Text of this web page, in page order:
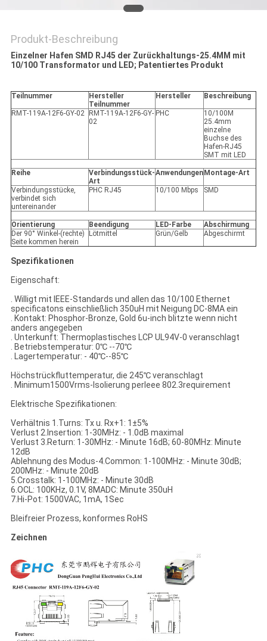
Produkt-Beschreibung
Einzelner Hafen SMD RJ45 der Zurückhaltungs-25.4MM mit
10/100 Transformator und LED; Patentiertes Produkt
Teilnummer
Hersteller
Teilnummer
Hersteller Beschreibung
RMT-119A-12F6-GY-02
RMT-119A-12F6-GY-
02
PHC
10/100M
25.4mm
einzelne
Buchse des
Hafen-RJ45
SMT mit LED
Reihe
Verbindungsstück-
Art
Anwendungen Montage-Art
Verbindungsstücke,
verbindet sich
untereinander
PHC RJ45 10/100 Mbps SMD
Orientierung Beendigung LED-Farbe
Abschirmung
Der 90° Winkel-(rechte)
Seite kommen herein
Lötmittel Grün/Gelb Abgeschirmt
Spezifikationen
Eigenschaft:
. Willigt mit IEEE-Standards und allen das 10/100 Ethernet
specificatons einschließlich 350uH mit Neigung DC-8MA ein
. Kontakt: Phosphor-Bronze, Gold 6u-inch blitzte wenn nicht
anders angegeben
. Unterkunft: Thermoplastisches LCP UL94V-0 veranschlagt
. Betriebstemperatur: 0℃ --70℃
. Lagertemperatur: - 40℃--85℃
Höchstrückfluttemperatur, die 245℃ veranschlagt
. Minimum1500Vrms-Isolierung perIeee 802.3requirement
Elektrische Spezifikationen:
Verhältnis 1.Turns: Tx u. Rx+1: 1±5%
Verlust 2.Insertion: 1-30MHz: - 1.0dB maximal
Verlust 3.Return: 1-30MHz: - Minute 16dB; 60-80MHz: Minute
12dB
Ablehnung des Modus-4.Common: 1-100MHz: - Minute 30dB;
200MHz: - Minute 20dB
5.Crosstalk: 1-100MHz: - Minute 30dB
6.OCL: 100KHz, 0.1V, 8MADC: Minute 350uH
7.Hi-Pot: 1500VAC, 1mA, 1Sec
Bleifreier Prozess, konformes RoHS
Zeichnen